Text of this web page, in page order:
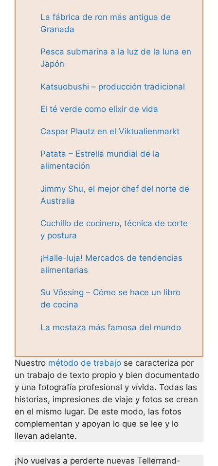
La fábrica de ron más antigua de
Granada
Pesca submarina a la luz de la luna en
Japón
Katsuobushi – producción tradicional
El té verde como elixir de vida
Caspar Plautz en el Viktualienmarkt
Patata – Estrella mundial de la
alimentación
Jimmy Shu, el mejor chef del norte de
Australia
Cuchillo de cocinero, técnica de corte
y postura
¡Halle-luja! Mercados de tendencias
alimentarias
Su Vössing – Cómo se hace un libro
de cocina
La mostaza más famosa del mundo
Nuestro método de trabajo se caracteriza por
un trabajo de texto propio y bien documentado
y una fotografía profesional y vívida. Todas las
historias, impresiones de viaje y fotos se crean
en el mismo lugar. De este modo, las fotos
complementan y apoyan lo que se lee y lo
llevan adelante.
¡No vuelvas a perderte nuevas Tellerrand-